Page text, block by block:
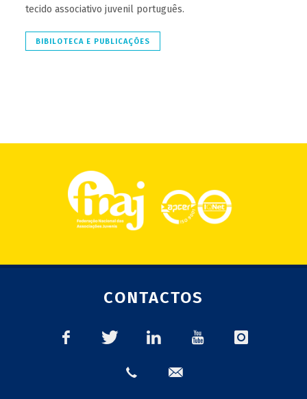
tecido associativo juvenil português.
BIBILOTECA E PUBLICAÇÕES
CONTACTOS